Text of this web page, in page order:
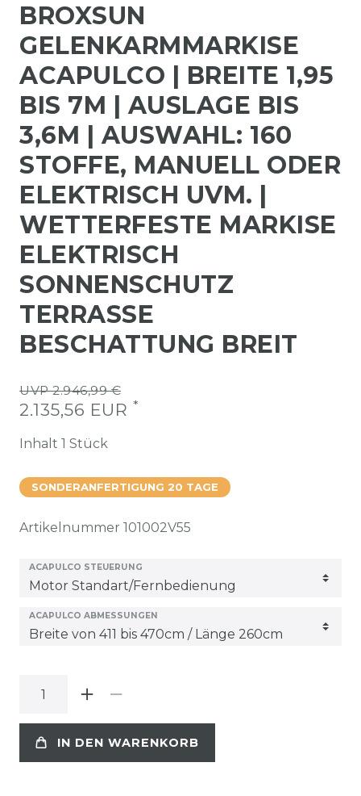
BROXSUN
GELENKARMMARKISE
ACAPULCO | BREITE 1,95
BIS 7M | AUSLAGE BIS
3,6M | AUSWAHL: 160
STOFFE, MANUELL ODER
ELEKTRISCH UVM. |
WETTERFESTE MARKISE
ELEKTRISCH
SONNENSCHUTZ
TERRASSE
BESCHATTUNG BREIT
UVP 2.946,99 €
2.135,56 EUR *
Inhalt 1 Stück
SONDERANFERTIGUNG 20 TAGE
Artikelnummer 101002V55
ACAPULCO STEUERUNG
ACAPULCO ABMESSUNGEN
IN DEN WARENKORB